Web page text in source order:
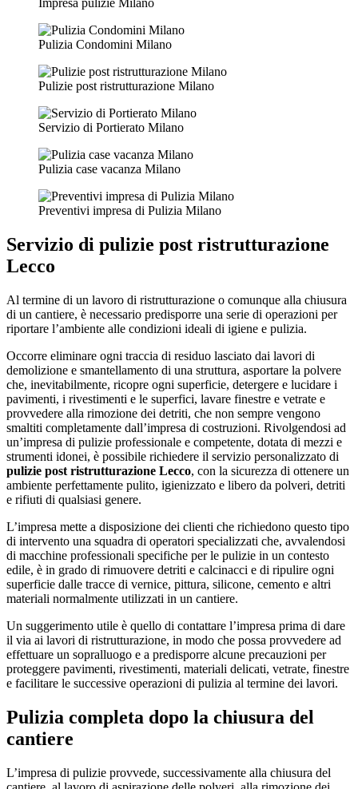
Impresa pulizie Milano
Pulizia Condomini Milano
Pulizie post ristrutturazione Milano
Servizio di Portierato Milano
Pulizia case vacanza Milano
Preventivi impresa di Pulizia Milano
Servizio di pulizie post ristrutturazione
Lecco
Al termine di un lavoro di ristrutturazione o comunque alla chiusura
di un cantiere, è necessario predisporre una serie di operazioni per
riportare l’ambiente alle condizioni ideali di igiene e pulizia.
Occorre eliminare ogni traccia di residuo lasciato dai lavori di
demolizione e smantellamento di una struttura, asportare la polvere
che, inevitabilmente, ricopre ogni superficie, detergere e lucidare i
pavimenti, i rivestimenti e le superfici, lavare finestre e vetrate e
provvedere alla rimozione dei detriti, che non sempre vengono
smaltiti completamente dall’impresa di costruzioni. Rivolgendosi ad
un’impresa di pulizie professionale e competente, dotata di mezzi e
strumenti idonei, è possibile richiedere il servizio personalizzato di
pulizie post ristrutturazione Lecco, con la sicurezza di ottenere un
ambiente perfettamente pulito, igienizzato e libero da polveri, detriti
e rifiuti di qualsiasi genere.
L’impresa mette a disposizione dei clienti che richiedono questo tipo
di intervento una squadra di operatori specializzati che, avvalendosi
di macchine professionali specifiche per le pulizie in un contesto
edile, è in grado di rimuovere detriti e calcinacci e di ripulire ogni
superficie dalle tracce di vernice, pittura, silicone, cemento e altri
materiali normalmente utilizzati in un cantiere.
Un suggerimento utile è quello di contattare l’impresa prima di dare
il via ai lavori di ristrutturazione, in modo che possa provvedere ad
effettuare un sopralluogo e a predisporre alcune precauzioni per
proteggere pavimenti, rivestimenti, materiali delicati, vetrate, finestre
e facilitare le successive operazioni di pulizia al termine dei lavori.
Pulizia completa dopo la chiusura del
cantiere
L’impresa di pulizie provvede, successivamente alla chiusura del